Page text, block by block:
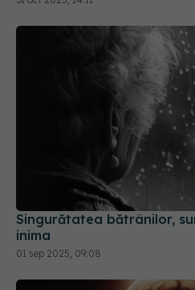
Singurătatea bătrânilor,
01 sep 2025, 09:08